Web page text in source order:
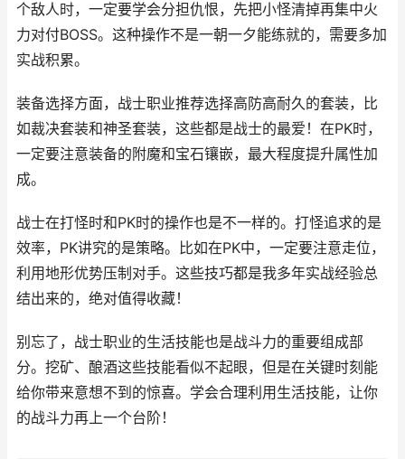
个敌人时，一定要学会分担仇恨，先把小怪清掉再集中火
力对付BOSS。这种操作不是一朝一夕能练就的，需要多加
实战积累。
装备选择方面，战士职业推荐选择高防高耐久的套装，比
如裁决套装和神圣套装，这些都是战士的最爱！在PK时，
一定要注意装备的附魔和宝石镶嵌，最大程度提升属性加
成。
战士在打怪时和PK时的操作也是不一样的。打怪追求的是
效率，PK讲究的是策略。比如在PK中，一定要注意走位，
利用地形优势压制对手。这些技巧都是我多年实战经验总
结出来的，绝对值得收藏！
别忘了，战士职业的生活技能也是战斗力的重要组成部
分。挖矿、酿酒这些技能看似不起眼，但是在关键时刻能
给你带来意想不到的惊喜。学会合理利用生活技能，让你
的战斗力再上一个台阶！